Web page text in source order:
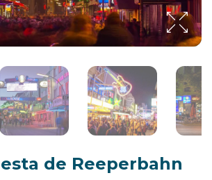
de Reeperbahn